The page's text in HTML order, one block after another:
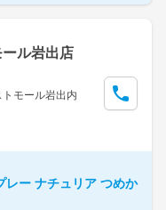
ル岩出店
モール岩出内
レー ナチュリア つめか